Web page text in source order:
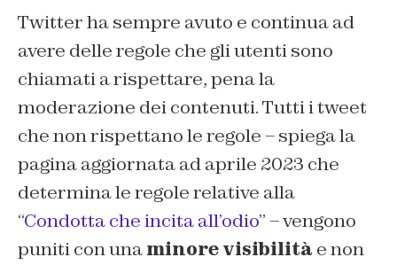
Twitter ha sempre avuto e continua ad
avere delle regole che gli utenti sono
chiamati a rispettare, pena la
moderazione dei contenuti. Tutti i tweet
che non rispettano le regole – spiega la
pagina aggiornata ad aprile 2023 che
determina le regole relative alla
“Condotta che incita all’odio” – vengono
puniti con unaminore visibilità e non